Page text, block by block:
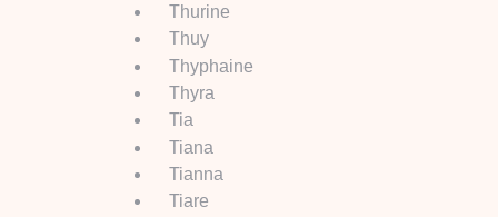
Thurine
Thuy
Thyphaine
Thyra
Tia
Tiana
Tianna
Tiare